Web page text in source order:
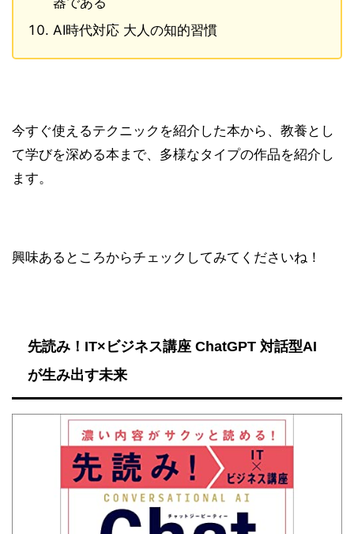
AI時代対応 大人の知的習慣
今すぐ使えるテクニックを紹介した本から、教養とし
て学びを深める本まで、多様なタイプの作品を紹介し
ます。
興味あるところからチェックしてみてくださいね！
先読み！IT×ビジネス講座 ChatGPT 対話型AI
が生み出す未来